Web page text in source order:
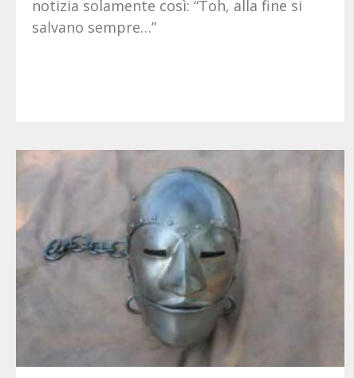
notizia solamente così: “Toh, alla fine si
salvano sempre…”